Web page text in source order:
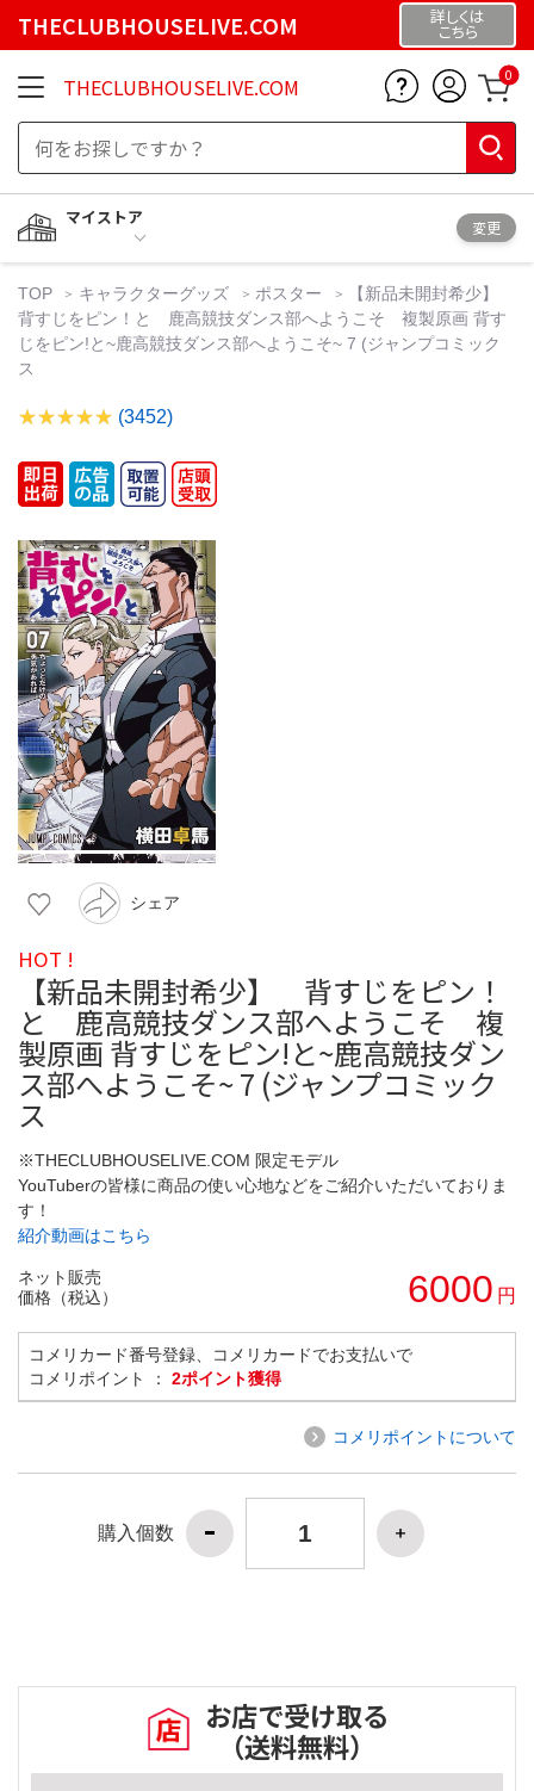
THECLUBHOUSELIVE.COM 詳しくは
こちら
THECLUBHOUSELIVE.COM 0
マイストア
変更
TOP キャラクターグッズ ポスター
【新品未開封希少】
背すじをピン！と 鹿高競技ダンス部へようこそ 複製原画 背す
じをピン!と~鹿高競技ダンス部へようこそ~ 7 (ジャンプコミック
ス
(3452)
シェア
HOT !
【新品未開封希少】 背すじをピン！
と 鹿高競技ダンス部へようこそ 複
製原画 背すじをピン!と~鹿高競技ダン
ス部へようこそ~ 7 (ジャンプコミック
ス
※THECLUBHOUSELIVE.COM 限定モデル
YouTuberの皆様に商品の使い心地などをご紹介いただいておりま
す！
紹介動画はこちら
ネット販売
価格（税込）
6000 円
コメリカード番号登録、コメリカードでお支払いで
コメリポイント ： 2ポイント獲得
コメリポイントについて
購入個数
お店で受け取る
（送料無料）